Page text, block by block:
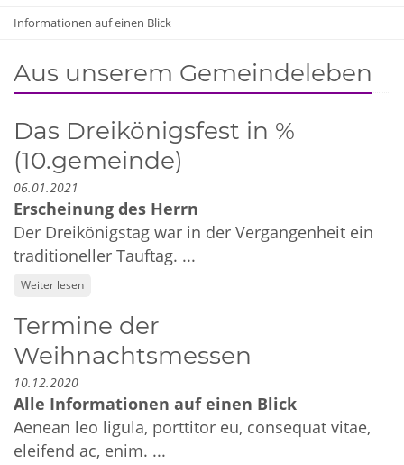
Informationen auf einen Blick
Aus unserem Gemeindeleben
Das Dreikönigsfest in %
(10.gemeinde)
06.01.2021
Erscheinung des Herrn
Der Dreikönigstag war in der Vergangenheit ein
traditioneller Tauftag. ...
Weiter lesen
Termine der
Weihnachtsmessen
10.12.2020
Alle Informationen auf einen Blick
Aenean leo ligula, porttitor eu, consequat vitae,
eleifend ac, enim. ...